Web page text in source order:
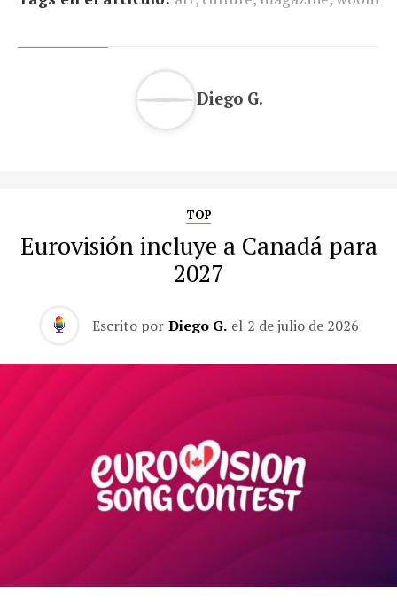
Diego G.
TOP
Eurovisión incluye a Canadá para
2027
Escrito por Diego G. el 2 de julio de 2026